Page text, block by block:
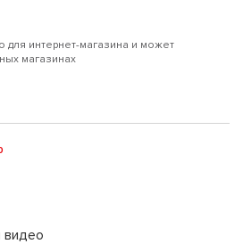
для интернет-магазина и может
магазинах
видео